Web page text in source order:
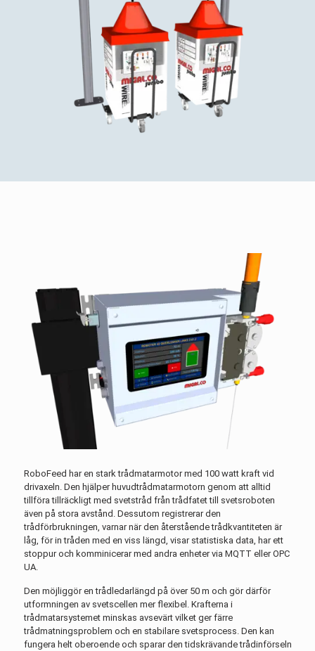
RoboFeed har en stark trådmatarmotor med 100 watt kraft vid
drivaxeln. Den hjälper huvudtrådmatarmotorn genom att alltid
tillföra tillräckligt med svetstråd från trådfatet till svetsroboten
även på stora avstånd. Dessutom registrerar den
trådförbrukningen, varnar när den återstående trådkvantiteten är
låg, för in tråden med en viss längd, visar statistiska data, har ett
stoppur och komminicerar med andra enheter via MQTT eller OPC
UA.
Den möjliggör en trådledarlängd på över 50 m och gör därför
utformningen av svetscellen mer flexibel. Krafterna i
trådmatarsystemet minskas avsevärt vilket ger färre
trådmatningsproblem och en stabilare svetsprocess. Den kan
fungera helt oberoende och sparar den tidskrävande trådinförseln